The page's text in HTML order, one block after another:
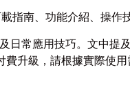
南、功能介紹、操作
日常應用技巧。文中提
升級，請根據實際使用